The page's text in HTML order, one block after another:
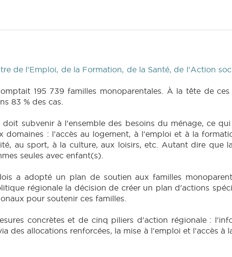
de l'Emploi, de la Formation, de la Santé, de l'Action
195 739 familles monoparentales. À la tête de
83 % des cas.
doit subvenir à l'ensemble des besoins du ménage, ce
domaines : l'accès au logement, à l'emploi et à la
au sport, à la culture, aux loisirs, etc. Autant dire que
seules avec enfant(s).
a adopté un plan de soutien aux familles
régionale la décision de créer un plan d'actions
pour soutenir ces familles.
concrètes et de cinq piliers d'action régionale :
des allocations renforcées, la mise à l'emploi et l'accès